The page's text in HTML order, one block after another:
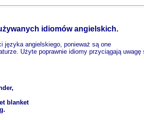
idiomów angielskich.
języka angielskiego, ponieważ są one
Użyte poprawnie idiomy przyciągają
blanket